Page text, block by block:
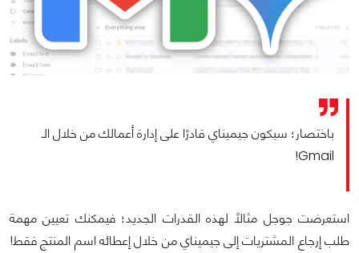
باختصار؛ سيكون جيميناي قادرًا على إدارة أعمالك من خلال الـ
Gmail!
استعرضت جوجل مثالًا لهذه القدرات الجديد؛ فيمكنك تعيين مهمة
طلب إرجاع المشتريات إلى جيميناي من خلال إعطائه اسم المنتج فقط!